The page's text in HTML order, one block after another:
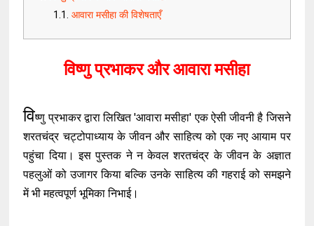
आवारा मसीहा की विशेषताएँ
विष्णु प्रभाकर और आवारा मसीहा
विष्णु प्रभाकर द्वारा लिखित 'आवारा मसीहा' एक ऐसी जीवनी है जिसने
शरतचंद्र चट्टोपाध्याय के जीवन और साहित्य को एक नए आयाम पर
पहुंचा दिया। इस पुस्तक ने न केवल शरतचंद्र के जीवन के अज्ञात
पहलुओं को उजागर किया बल्कि उनके साहित्य की गहराई को समझने
में भी महत्वपूर्ण भूमिका निभाई।